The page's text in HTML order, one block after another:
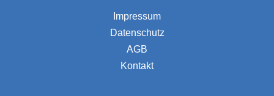
Impressum
Datenschutz
AGB
Kontakt